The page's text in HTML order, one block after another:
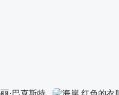
凝听雨声桌面背